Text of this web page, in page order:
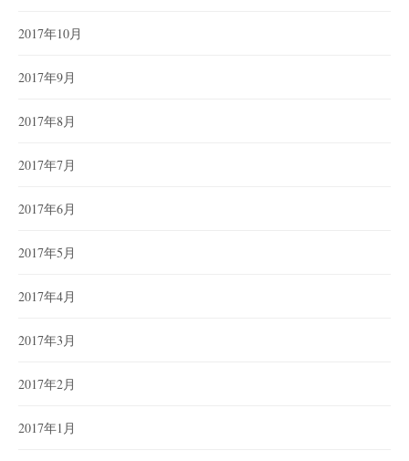
2017年10月
2017年9月
2017年8月
2017年7月
2017年6月
2017年5月
2017年4月
2017年3月
2017年2月
2017年1月